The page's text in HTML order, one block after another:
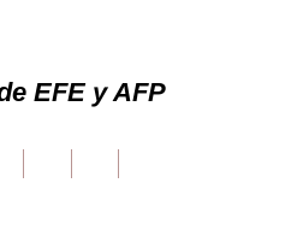
EFE y AFP